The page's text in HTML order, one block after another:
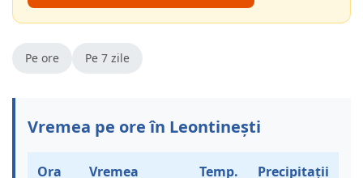
Pe ore Pe 7 zile
Vremea pe ore în Leontinești
Ora Vremea Temp. Precipitații